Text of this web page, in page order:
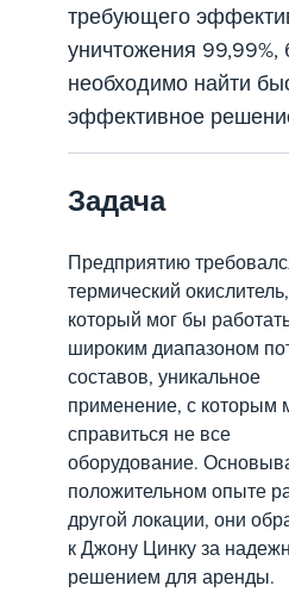
требующего
уничтожения
необходимо найти
эффективное
Задача
Предприятию
термический окислитель,
который мог бы
широким диапазоном
составов, уникальное
применение, с которым
справиться не все
оборудование.
положительном опыте
другой локации, они
к Джону Цинку за
решением для аренды.